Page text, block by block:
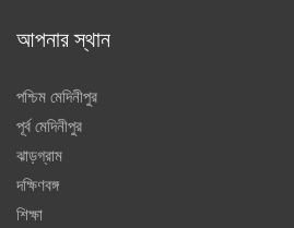
আপনার স্থান
পশ্চিম মেদিনীপুর
পূর্ব মেদিনীপুর
ঝাড়গ্রাম
দক্ষিণবঙ্গ
শিক্ষা